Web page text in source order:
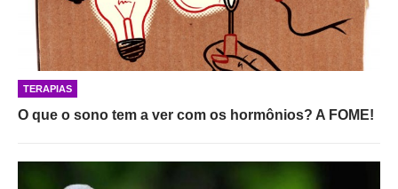
TERAPIAS
O que o sono tem a ver com os hormônios? A FOME!